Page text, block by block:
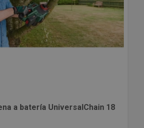
a batería UniversalChain 18